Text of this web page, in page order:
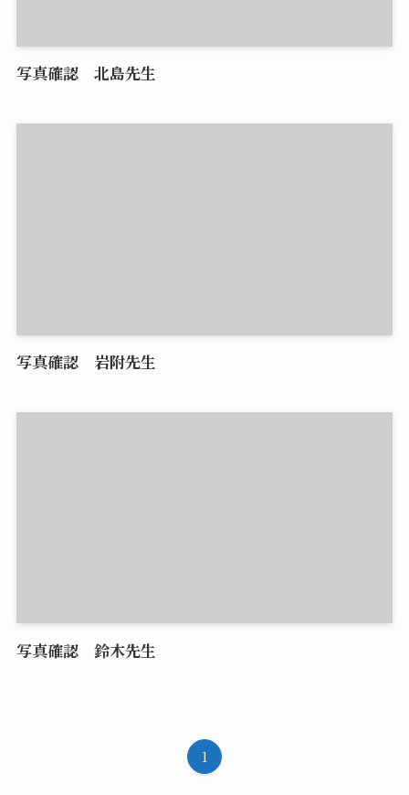
写真確認 北島先生
写真確認 岩附先生
写真確認 鈴木先生
1